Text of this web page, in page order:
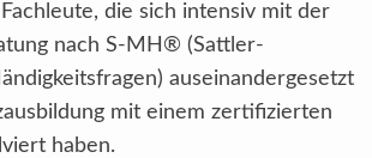
die sich intensiv mit der
nach S-MH® (Sattler-
auseinandergesetzt
mit einem zertifizierten
haben.